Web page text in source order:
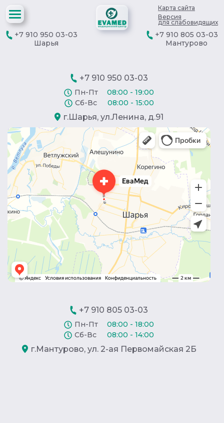
Карта сайта
Версия
для слабовидящих
+7 910 950 03-03
Шарья
+7 910 805 03-03
Мантурово
+7 910 950 03-03
Пн-Пт
08:00 - 19:00
Сб-Вс
08:00 - 15:00
г.Шарья, ул.Ленина, д.91
+7 910 805 03-03
Пн-Пт
08:00 - 18:00
Сб-Вс
08:00 - 14:00
г.Мантурово, ул. 2-ая Первомайская 2Б